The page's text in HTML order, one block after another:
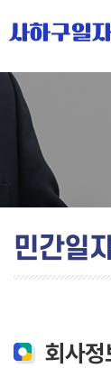
사하구일
민간일
회사정